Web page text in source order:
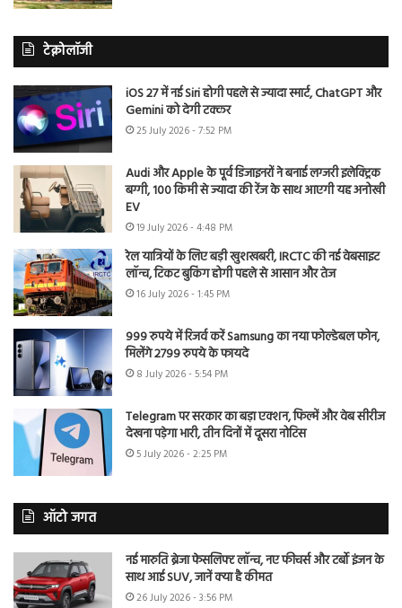
टेक्नोलॉजी
iOS 27 में नई Siri होगी पहले से ज्यादा स्मार्ट, ChatGPT और
Gemini को देगी टक्कर
25 July 2026 - 7:52 PM
Audi और Apple के पूर्व डिजाइनरों ने बनाई लग्जरी इलेक्ट्रिक
बग्गी, 100 किमी से ज्यादा की रेंज के साथ आएगी यह अनोखी
EV
19 July 2026 - 4:48 PM
रेल यात्रियों के लिए बड़ी खुशखबरी, IRCTC की नई वेबसाइट
लॉन्च, टिकट बुकिंग होगी पहले से आसान और तेज
16 July 2026 - 1:45 PM
999 रुपये में रिजर्व करें Samsung का नया फोल्डेबल फोन,
मिलेंगे 2799 रुपये के फायदे
8 July 2026 - 5:54 PM
Telegram पर सरकार का बड़ा एक्शन, फिल्में और वेब सीरीज
देखना पड़ेगा भारी, तीन दिनों में दूसरा नोटिस
5 July 2026 - 2:25 PM
ऑटो जगत
नई मारुति ब्रेजा फेसलिफ्ट लॉन्च, नए फीचर्स और टर्बो इंजन के
साथ आई SUV, जानें क्या है कीमत
26 July 2026 - 3:56 PM